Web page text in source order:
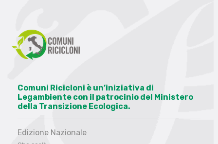
Comuni Ricicloni è un’iniziativa di
Legambiente con il patrocinio del Ministero
della Transizione Ecologica.
Edizione Nazionale